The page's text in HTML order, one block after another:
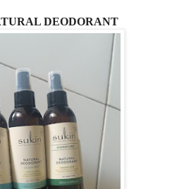
DEODORANT